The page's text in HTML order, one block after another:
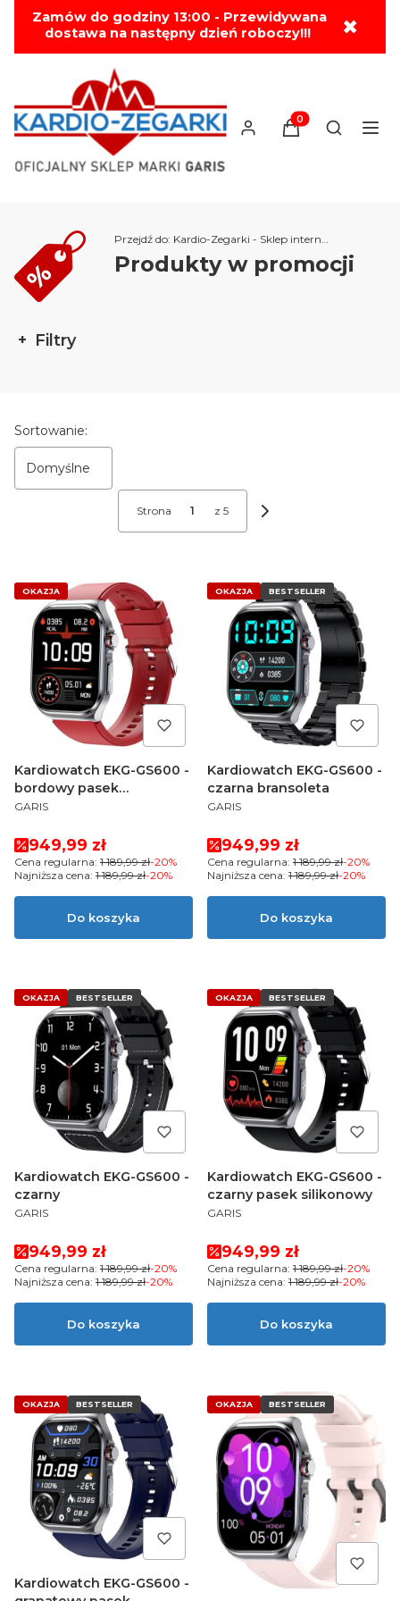
Zamów do godziny 13:00 - Przewidywana
dostawa na następny dzień roboczy!!!
DARMOWA WYSYŁKA OD 199 ZŁ!!! 🚚
✖
Produkty w
Otwórz
Przejdź do: Kardio-Zegarki - Sklep internetowy
Produkty w promocji
Filtry
Lista produktów
Sortowanie:
Domyślne
Strona z 5
Następne produkty
OKAZJA
Kardiowatch EKG-GS600 -
bordowy pasek
silikonowy
PRODUCENT
GARIS
Cena promocyjna
949,99 zł
Cena regularna: 1 189,99 zł-20%
Najniższa cena: 1 189,99 zł-20%
Do koszyka
OKAZJA BESTSELLER
Kardiowatch EKG-GS600 -
czarna bransoleta
PRODUCENT
GARIS
Cena promocyjna
949,99 zł
Cena regularna: 1 189,99 zł-20%
Najniższa cena: 1 189,99 zł-20%
Do koszyka
OKAZJA BESTSELLER
Kardiowatch EKG-GS600 -
czarny
PRODUCENT
GARIS
Cena promocyjna
949,99 zł
Cena regularna: 1 189,99 zł-20%
Najniższa cena: 1 189,99 zł-20%
Do koszyka
OKAZJA BESTSELLER
Kardiowatch EKG-GS600 -
czarny pasek silikonowy
PRODUCENT
GARIS
Cena promocyjna
949,99 zł
Cena regularna: 1 189,99 zł-20%
Najniższa cena: 1 189,99 zł-20%
Do koszyka
OKAZJA BESTSELLER
Kardiowatch EKG-GS600 -
OKAZJA BESTSELLER